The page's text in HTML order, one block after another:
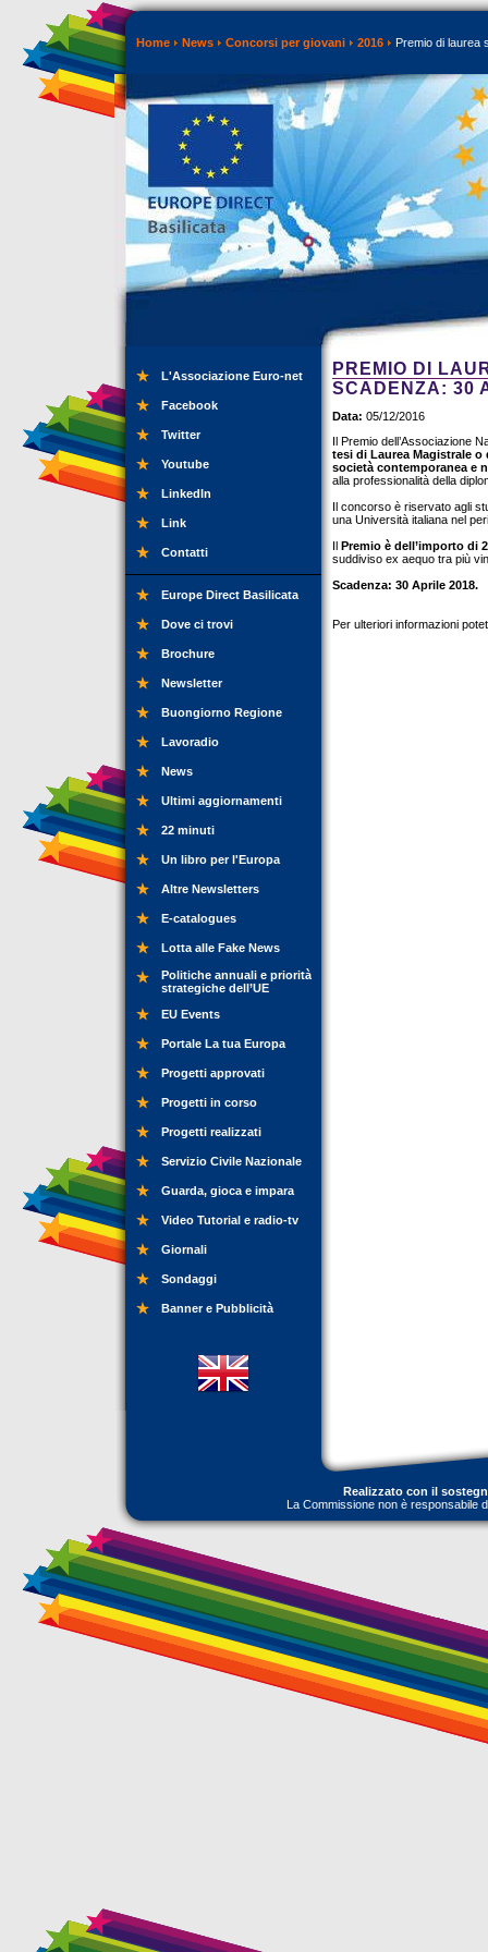
Home News Concorsi per giovani 2016 Premio di laurea
L'Associazione Euro-net
Facebook
Twitter
Youtube
LinkedIn
Link
Contatti
Europe Direct Basilicata
Dove ci trovi
Brochure
Newsletter
Buongiorno Regione
Lavoradio
News
Ultimi aggiornamenti
22 minuti
Un libro per l'Europa
Altre Newsletters
E-catalogues
Lotta alle Fake News
Politiche annuali e priorità
strategiche dell’UE
EU Events
Portale La tua Europa
Progetti approvati
Progetti in corso
Progetti realizzati
Servizio Civile Nazionale
Guarda, gioca e impara
Video Tutorial e radio-tv
Giornali
Sondaggi
Banner e Pubblicità
PREMIO DI
SCADENZA: 30
Data: 05/12/2016
Il Premio dell’Associazione
tesi di Laurea Magistrale
società contemporanea e
alla professionalità della
Il concorso è riservato agli
una Università italiana nel
Il Premio è dell’importo di
suddiviso ex aequo tra più
Scadenza: 30 Aprile 2018.
Per ulteriori informazioni
Realizzato con il
La Commissione non è responsabile